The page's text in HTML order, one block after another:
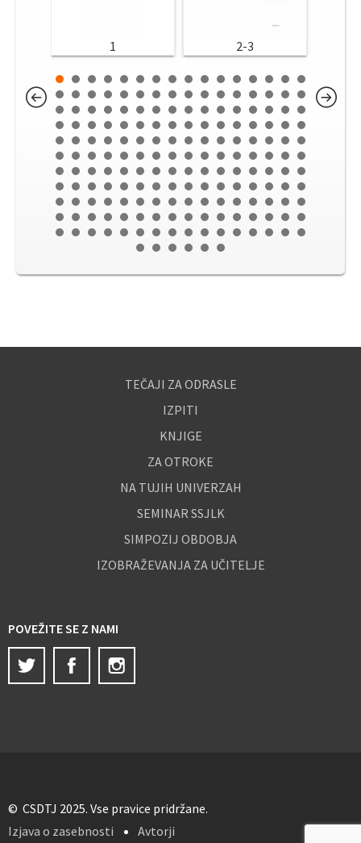
1 2-3
TEČAJI ZA ODRASLE
IZPITI
KNJIGE
ZA OTROKE
NA TUJIH UNIVERZAH
SEMINAR SSJLK
SIMPOZIJ OBDOBJA
IZOBRAŽEVANJA ZA UČITELJE
POVEŽITE SE Z NAMI
Twitter
Facebook
© CSDTJ 2025. Vse pravice pridržane.
Izjava o zasebnosti
Avtorji